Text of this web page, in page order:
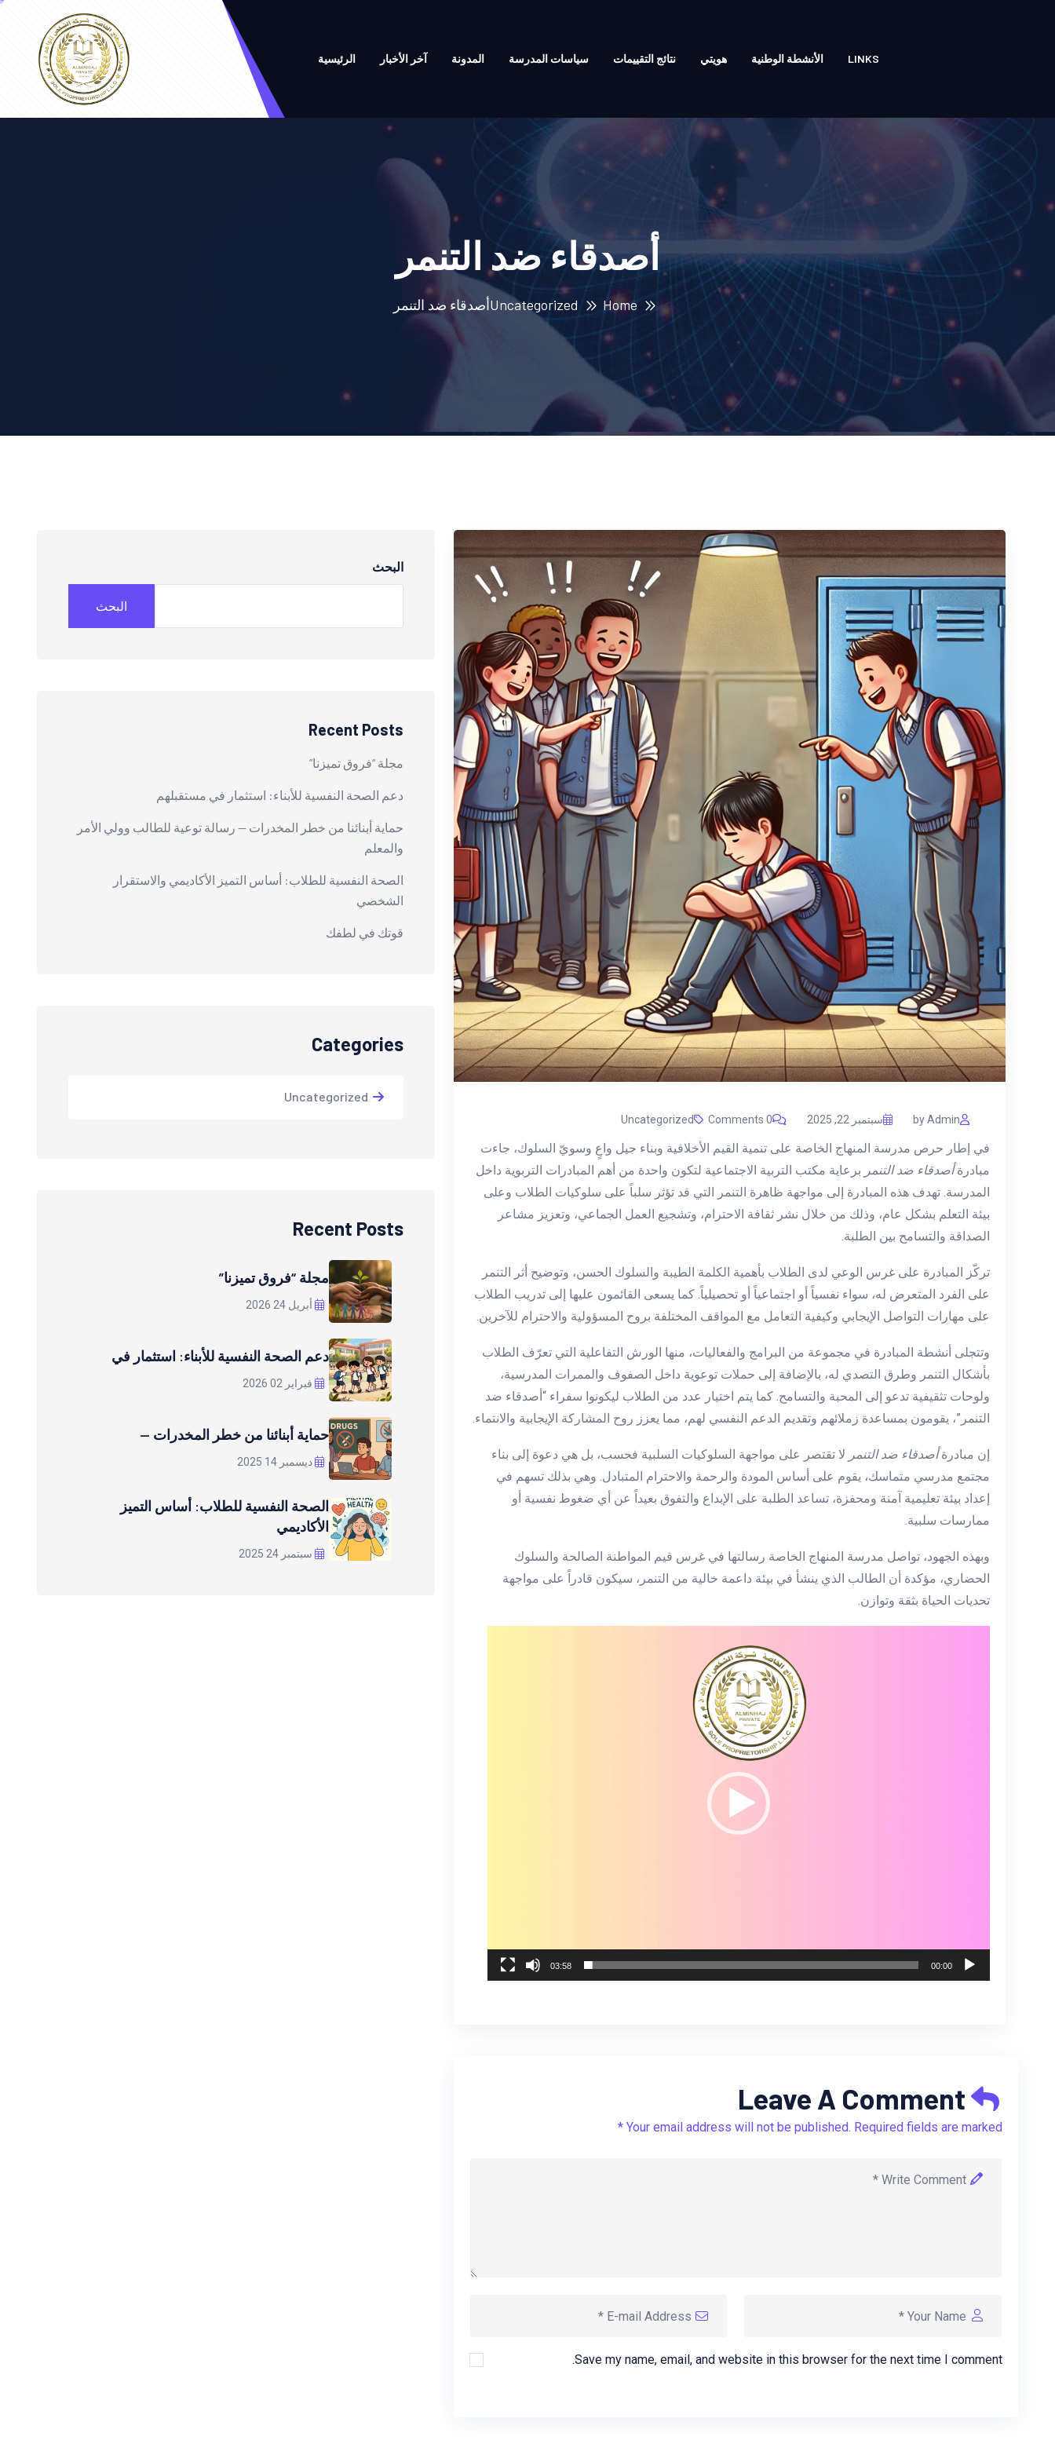
الرئيسية آخر الأخبار المدونة سياسات المدرسة نتائج التقييمات هويتي الأنشطة الوطنية LINKS
أصدقاء ضد التنمر
Home
Uncategorizedأصدقاء ضد التنمر
by Admin سبتمبر 22, 2025 0 Comments
Uncategorized
في إطار حرص مدرسة المنهاج الخاصة على تنمية القيم الأخلاقية وبناء جيل واعٍ وسويّ السلوك، جاءت
مبادرةأصدقاء ضد التنمر برعاية مكتب التربية الاجتماعية لتكون واحدة من أهم المبادرات التربوية داخل
المدرسة. تهدف هذه المبادرة إلى مواجهة ظاهرة التنمر التي قد تؤثر سلباً على سلوكيات الطلاب وعلى
بيئة التعلم بشكل عام، وذلك من خلال نشر ثقافة الاحترام، وتشجيع العمل الجماعي، وتعزيز مشاعر
الصداقة والتسامح بين الطلبة.
تركّز المبادرة على غرس الوعي لدى الطلاب بأهمية الكلمة الطيبة والسلوك الحسن، وتوضيح أثر التنمر
على الفرد المتعرض له، سواء نفسياً أو اجتماعياً أو تحصيلياً. كما يسعى القائمون عليها إلى تدريب الطلاب
على مهارات التواصل الإيجابي وكيفية التعامل مع المواقف المختلفة بروح المسؤولية والاحترام للآخرين.
وتتجلى أنشطة المبادرة في مجموعة من البرامج والفعاليات، منها الورش التفاعلية التي تعرّف الطلاب
بأشكال التنمر وطرق التصدي له، بالإضافة إلى حملات توعوية داخل الصفوف والممرات المدرسية،
ولوحات تثقيفية تدعو إلى المحبة والتسامح. كما يتم اختيار عدد من الطلاب ليكونوا سفراء “أصدقاء ضد
التنمر”، يقومون بمساعدة زملائهم وتقديم الدعم النفسي لهم، مما يعزز روح المشاركة الإيجابية والانتماء.
إن مبادرةأصدقاء ضد التنمر لا تقتصر على مواجهة السلوكيات السلبية فحسب، بل هي دعوة إلى بناء
مجتمع مدرسي متماسك، يقوم على أساس المودة والرحمة والاحترام المتبادل. وهي بذلك تسهم في
إعداد بيئة تعليمية آمنة ومحفزة، تساعد الطلبة على الإبداع والتفوق بعيداً عن أي ضغوط نفسية أو
ممارسات سلبية.
وبهذه الجهود، تواصل مدرسة المنهاج الخاصة رسالتها في غرس قيم المواطنة الصالحة والسلوك
الحضاري، مؤكدة أن الطالب الذي ينشأ في بيئة داعمة خالية من التنمر، سيكون قادراً على مواجهة
تحديات الحياة بثقة وتوازن.
00:00
03:58
Your email address will not be published. Required fields are marked *
Save my name, email, and website in this browser for the next time I comment.
البحث
البحث
Recent Posts
مجلة “فروق تميزنا”
دعم الصحة النفسية للأبناء: استثمار في مستقبلهم
حماية أبنائنا من خطر المخدرات — رسالة توعية للطالب وولي الأمر
والمعلم
الصحة النفسية للطلاب: أساس التميز الأكاديمي والاستقرار
الشخصي
قوتك في لطفك
Categories
Uncategorized
Recent Posts
مجلة “فروق تميزنا”
أبريل 24 2026
دعم الصحة النفسية للأبناء: استثمار في
فبراير 02 2026
حماية أبنائنا من خطر المخدرات —
ديسمبر 14 2025
الصحة النفسية للطلاب: أساس التميز
الأكاديمي
سبتمبر 24 2025